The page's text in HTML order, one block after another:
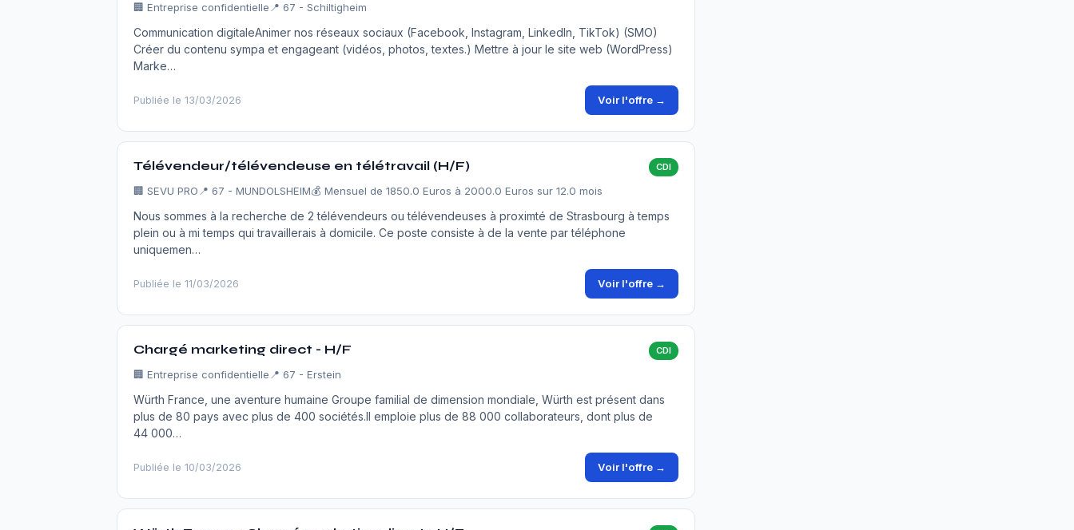
🏢 Entreprise confidentielle 📍 67 - Schiltigheim
Communication digitaleAnimer nos réseaux sociaux (Facebook, Instagram, LinkedIn, TikTok) (SMO)
Créer du contenu sympa et engageant (vidéos, photos, textes.) Mettre à jour le site web (WordPress)
Marke…
Publiée le 13/03/2026 Voir l'offre →
Télévendeur/télévendeuse en télétravail (H/F) CDI
🏢 SEVU PRO 📍 67 - MUNDOLSHEIM💰 Mensuel de 1850.0 Euros à 2000.0 Euros sur 12.0 mois
Nous sommes à la recherche de 2 télévendeurs ou télévendeuses à proximté de Strasbourg à temps
plein ou à mi temps qui travaillerais à domicile. Ce poste consiste à de la vente par téléphone
uniquemen…
Publiée le 11/03/2026 Voir l'offre →
Chargé marketing direct - H/F CDI
🏢 Entreprise confidentielle 📍 67 - Erstein
Würth France, une aventure humaine Groupe familial de dimension mondiale, Würth est présent dans
plus de 80 pays avec plus de 400 sociétés.Il emploie plus de 88 000 collaborateurs, dont plus de
44 000…
Publiée le 10/03/2026 Voir l'offre →